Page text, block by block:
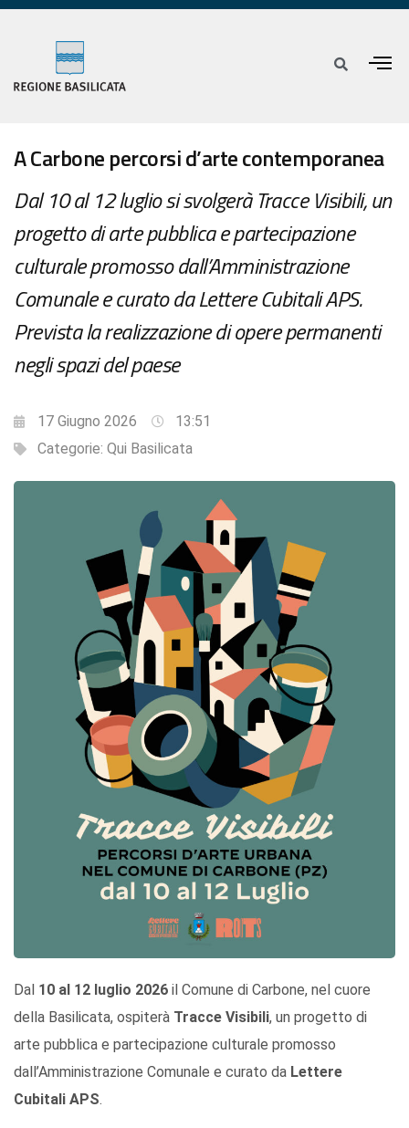
A Carbone percorsi d’arte contemporanea
Dal 10 al 12 luglio si svolgerà Tracce Visibili, un
progetto di arte pubblica e partecipazione
culturale promosso dall’Amministrazione
Comunale e curato da Lettere Cubitali APS.
Prevista la realizzazione di opere permanenti
negli spazi del paese
17 Giugno 2026
13:51
Categorie: Qui Basilicata
Dal 10 al 12 luglio 2026 il Comune di Carbone, nel cuore
della Basilicata, ospiterà Tracce Visibili, un progetto di
arte pubblica e partecipazione culturale promosso
dall’Amministrazione Comunale e curato da Lettere
Cubitali APS.